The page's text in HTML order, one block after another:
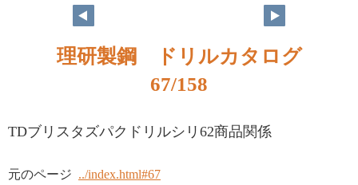
理研製鋼 ドリルカタログ
67/158
TDブリスタズパクドリルシリ62商品関係
元のページ ../index.html#67